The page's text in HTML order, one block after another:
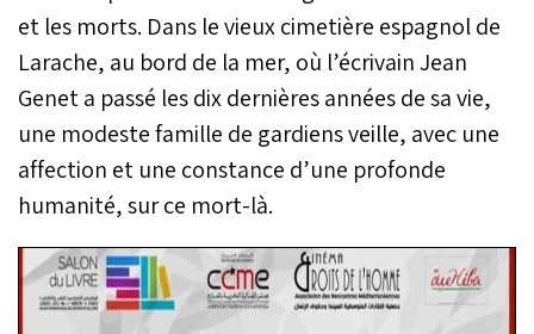
et les morts. Dans le vieux cimetière espagnol de
Larache, au bord de la mer, où l’écrivain Jean
Genet a passé les dix dernières années de sa vie,
une modeste famille de gardiens veille, avec une
affection et une constance d’une profonde
humanité, sur ce mort-là.